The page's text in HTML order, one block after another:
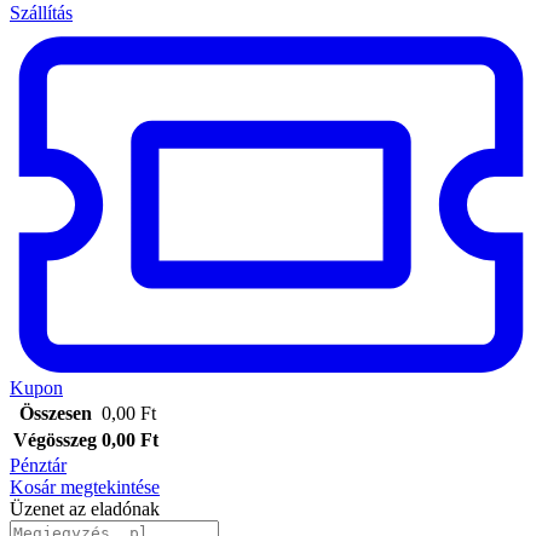
Szállítás
Kupon
Összesen 0,00 Ft
Végösszeg 0,00 Ft
Pénztár
Kosár megtekintése
Üzenet az eladónak